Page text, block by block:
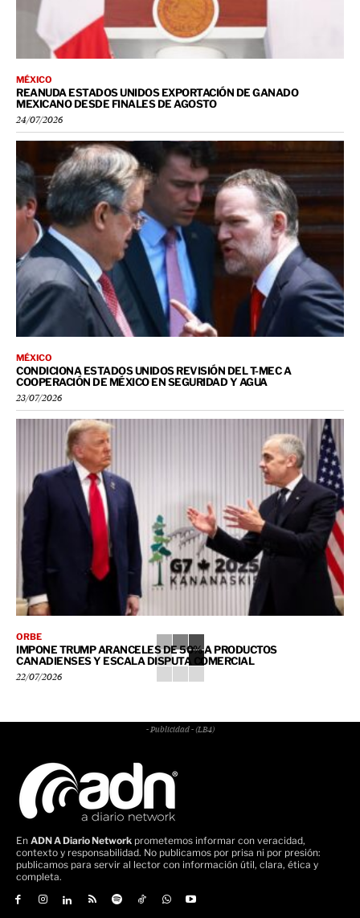
MÉXICO
REANUDA ESTADOS UNIDOS EXPORTACIÓN DE GANADO
MEXICANO DESDE FINALES DE AGOSTO
24/07/2026
MÉXICO
CONDICIONA ESTADOS UNIDOS REVISIÓN DEL T-MEC A
COOPERACIÓN DE MÉXICO EN SEGURIDAD Y AGUA
23/07/2026
ORBE
IMPONE TRUMP ARANCELES DE 50% A PRODUCTOS
CANADIENSES Y ESCALA DISPUTA COMERCIAL
22/07/2026
- Publicidad - (LB4)
En ADN A Diario Network prometemos informar con veracidad,
contexto y responsabilidad. No publicamos por prisa ni por presión:
publicamos para servir al lector con información útil, clara, ética y
completa.